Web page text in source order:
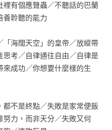
打開視野，
爾專家李崇建，聯手創作。
引導模式，
與豐富視野，化為成長的養
裡有個應聲蟲／不聽話的巴蘭
養聆聽的能力
海闊天空」的皇帝／放縱帶
思考／自律通往自由／自律是
成功／你想要什麼樣的生
不是終點／失敗是家常便飯
努力，而非天分／失敗又何